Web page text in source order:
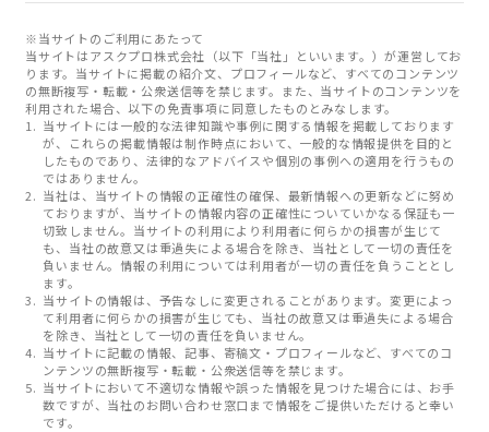
※当サイトのご利用にあたって
当サイトはアスクプロ株式会社（以下「当社」といいます。）が運営してお
ります。当サイトに掲載の紹介文、プロフィールなど、すべてのコンテンツ
の無断複写・転載・公衆送信等を禁じます。また、当サイトのコンテンツを
利用された場合、以下の免責事項に同意したものとみなします。
当サイトには一般的な法律知識や事例に関する情報を掲載しております
が、これらの掲載情報は制作時点において、一般的な情報提供を目的と
したものであり、法律的なアドバイスや個別の事例への適用を行うもの
ではありません。
当社は、当サイトの情報の正確性の確保、最新情報への更新などに努め
ておりますが、当サイトの情報内容の正確性についていかなる保証も一
切致しません。当サイトの利用により利用者に何らかの損害が生じて
も、当社の故意又は重過失による場合を除き、当社として一切の責任を
負いません。情報の利用については利用者が一切の責任を負うこととし
ます。
当サイトの情報は、予告なしに変更されることがあります。変更によっ
て利用者に何らかの損害が生じても、当社の故意又は重過失による場合
を除き、当社として一切の責任を負いません。
当サイトに記載の情報、記事、寄稿文・プロフィールなど、すべてのコ
ンテンツの無断複写・転載・公衆送信等を禁じます。
当サイトにおいて不適切な情報や誤った情報を見つけた場合には、お手
数ですが、当社のお問い合わせ窓口まで情報をご提供いただけると幸い
です。